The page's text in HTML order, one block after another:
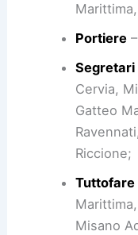
Portiere–
Segretari
Cervia,
Gatteo
Riccione;
Tuttofare
Misano